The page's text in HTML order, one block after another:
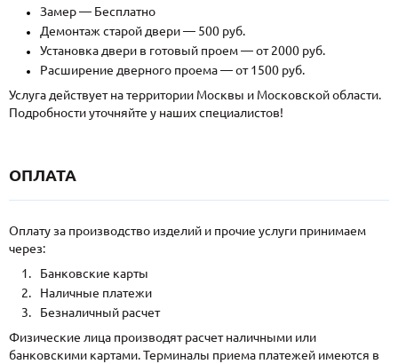
Замер — Бесплатно
Демонтаж старой двери — 500 руб.
Установка двери в готовый проем — от 2000 руб.
Расширение дверного проема — от 1500 руб.
Услуга действует на территории Москвы и Московской области.
Подробности уточняйте у наших специалистов!
ОПЛАТА
Оплату за производство изделий и прочие услуги принимаем
через:
Банковские карты
Наличные платежи
Безналичный расчет
Физические лица производят расчет наличными или
банковскими картами. Терминалы приема платежей имеются в